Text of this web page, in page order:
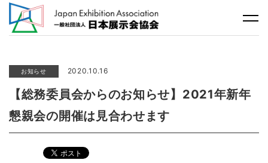
お知らせ 2020.10.16
【総務委員会からのお知らせ】2021年新年
懇親会の開催は見合わせます